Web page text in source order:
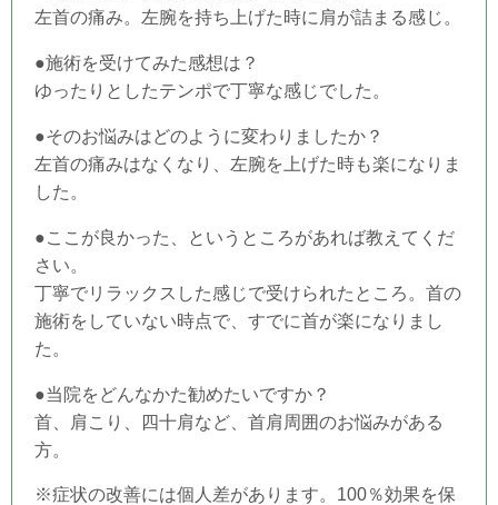
左首の痛み。左腕を持ち上げた時に肩が詰まる感じ。
●施術を受けてみた感想は？
ゆったりとしたテンポで丁寧な感じでした。
●そのお悩みはどのように変わりましたか？
左首の痛みはなくなり、左腕を上げた時も楽になりま
した。
●ここが良かった、というところがあれば教えてくだ
さい。
丁寧でリラックスした感じで受けられたところ。首の
施術をしていない時点で、すでに首が楽になりまし
た。
●当 院をどんなかた勧めたいですか？
首、肩こり、四十肩など、首肩周囲のお悩みがある
方。
※症状の改善には個人差があります。100％効果を保